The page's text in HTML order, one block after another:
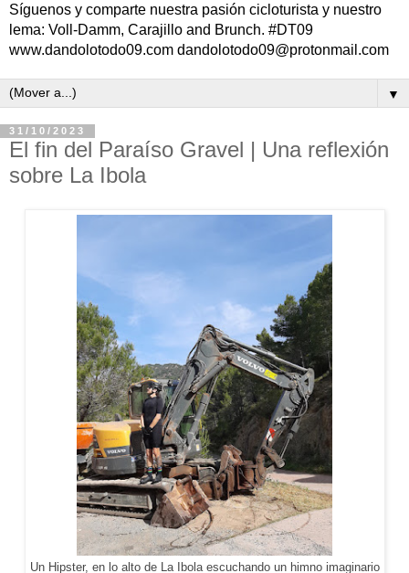
Síguenos y comparte nuestra pasión cicloturista y nuestro
lema: Voll-Damm, Carajillo and Brunch. #DT09
www.dandolotodo09.com dandolotodo09@protonmail.com
▼
31/10/2023
El fin del Paraíso Gravel | Una reflexión
sobre La Ibola
Un Hipster, en lo alto de La Ibola escuchando un himno imaginario